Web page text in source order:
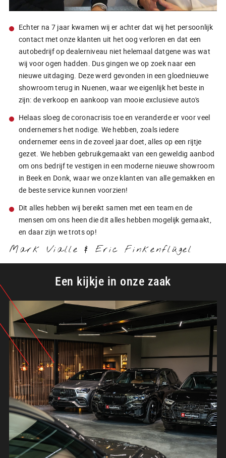
Echter na 7 jaar kwamen wij er achter dat wij het persoonlijk
contact met onze klanten uit het oog verloren en dat een
autobedrijf op dealerniveau niet helemaal datgene was wat
wij voor ogen hadden. Dus gingen we op zoek naar een
nieuwe uitdaging. Deze werd gevonden in een gloednieuwe
showroom terug in Nuenen, waar we eigenlijk het beste in
zijn: de verkoop en aankoop van mooie exclusieve auto's
Helaas sloeg de coronacrisis toe en veranderde er voor veel
ondernemers het nodige. We hebben, zoals iedere
ondernemer eens in de zoveel jaar doet, alles op een rijtje
gezet. We hebben gebruikgemaakt van een geweldig aanbod
om ons bedrijf te vestigen in een moderne nieuwe showroom
in Beek en Donk, waar we onze klanten van alle gemakken en
de beste service kunnen voorzien!
Dit alles hebben wij bereikt samen met een team en de
mensen om ons heen die dit alles hebben mogelijk gemaakt,
en daar zijn we trots op!
Mark Vialle & Eric Finkenflügel
Een kijkje in onze zaak